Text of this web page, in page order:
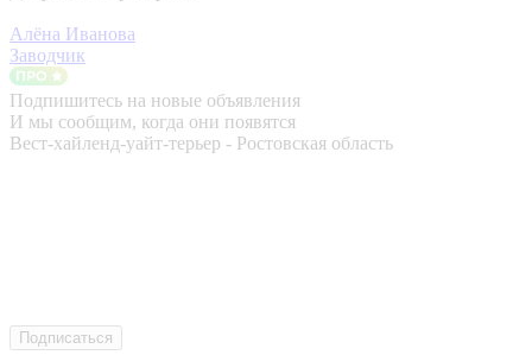
Алёна Иванова
Заводчик
Подпишитесь на новые объявления
И мы сообщим, когда они появятся
Вест-хайленд-уайт-терьер - Ростовская область
Подписаться